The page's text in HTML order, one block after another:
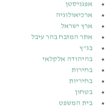
אפגניסטן
ארכיאולוגיה
ארץ ישראל
אתר המזבח בהר עיבל
בג”ץ
בהיהודה אלקלאי
בחירות
בחיריות
בטחון
בית המשפט